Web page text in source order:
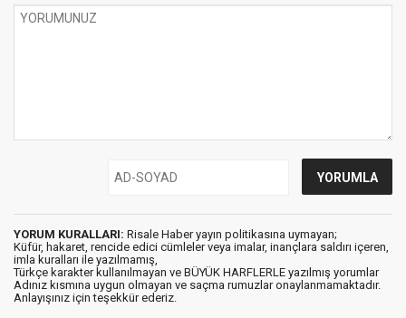
YORUM KURALLARI: Risale Haber yayın politikasına uymayan;
Küfür, hakaret, rencide edici cümleler veya imalar, inançlara saldırı içeren,
imla kuralları ile yazılmamış,
Türkçe karakter kullanılmayan ve BÜYÜK HARFLERLE yazılmış yorumlar
Adınız kısmına uygun olmayan ve saçma rumuzlar onaylanmamaktadır.
Anlayışınız için teşekkür ederiz.